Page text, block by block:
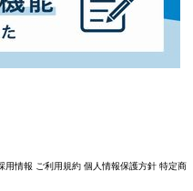
用情報 ご利用規約 個人情報保護方針 特定商